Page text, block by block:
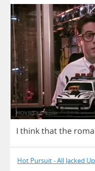
I thinkthatthe
Hot Pursuit - All Jacked Up